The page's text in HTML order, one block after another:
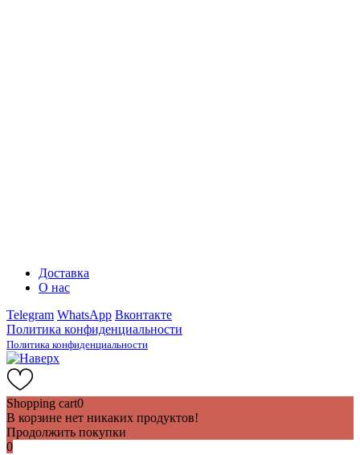
Доставка
О нас
Telegram WhatsApp Вконтакте
Политика конфиденциальности
Политика конфиденциальности
Shopping cart0
В корзине нет никаких продуктов!
Продолжить покупки
0